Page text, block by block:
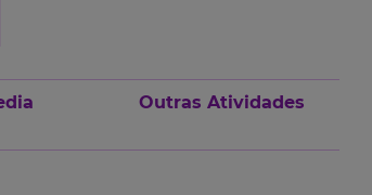
Outras Atividades